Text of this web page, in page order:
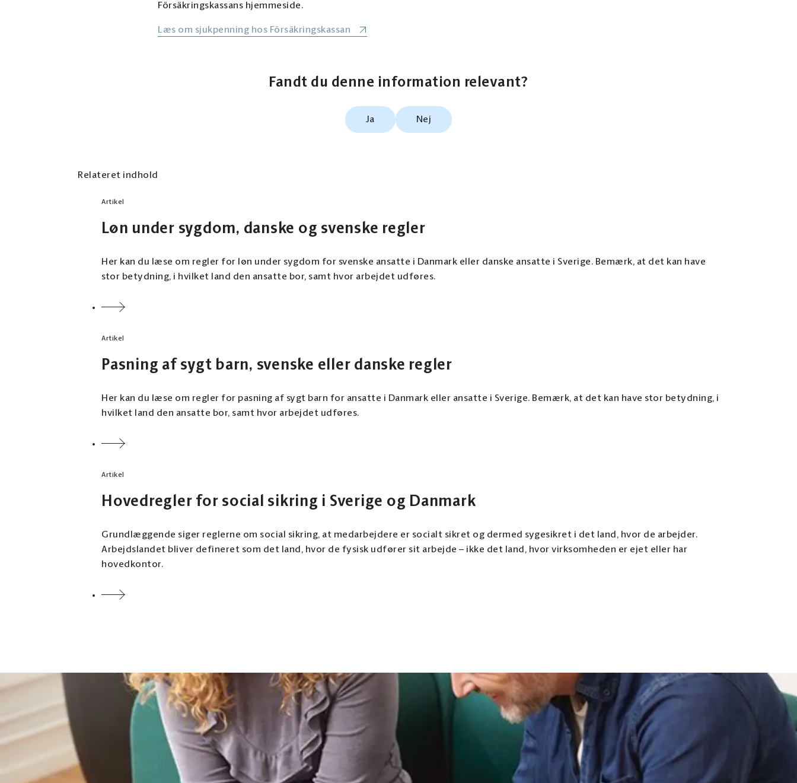
Försäkringskassans hjemmeside.
Læs om sjukpenning hos Försäkringskassan
Fandt du denne information relevant?
Ja Nej
Relateret indhold
Artikel
Løn under sygdom, danske og svenske regler
Her kan du læse om regler for løn under sygdom for svenske ansatte i Danmark eller danske ansatte i Sverige. Bemærk, at det kan have
stor betydning, i hvilket land den ansatte bor, samt hvor arbejdet udføres.
Artikel
Pasning af sygt barn, svenske eller danske regler
Her kan du læse om regler for pasning af sygt barn for ansatte i Danmark eller ansatte i Sverige. Bemærk, at det kan have stor betydning, i
hvilket land den ansatte bor, samt hvor arbejdet udføres.
Artikel
Hovedregler for social sikring i Sverige og Danmark
Grundlæggende siger reglerne om social sikring, at medarbejdere er socialt sikret og dermed sygesikret i det land, hvor de arbejder.
Arbejdslandet bliver defineret som det land, hvor de fysisk udfører sit arbejde – ikke det land, hvor virksomheden er ejet eller har
hovedkontor.